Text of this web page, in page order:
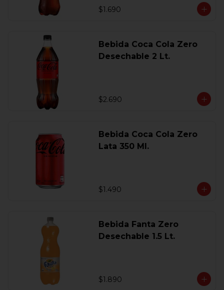
$1.690
Bebida Coca Cola Zero
Desechable 2 Lt.
$2.690
Bebida Coca Cola Zero
Lata 350 Ml.
$1.490
Bebida Fanta Zero
Desechable 1.5 Lt.
$1.890